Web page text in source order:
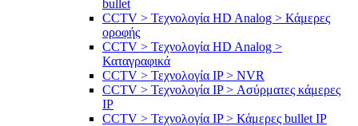
bullet
CCTV > Τεχνολογία HD Analog > Κάμερες
οροφής
CCTV > Τεχνολογία HD Analog >
Καταγραφικά
CCTV > Τεχνολογία IP > NVR
CCTV > Τεχνολογία IP > Ασύρματες κάμερες
IP
CCTV > Τεχνολογία IP > Κάμερες bullet IP